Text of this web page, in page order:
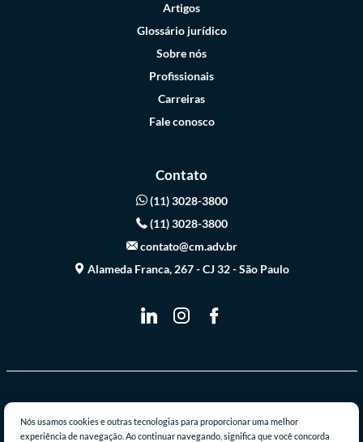
Artigos
Glossário jurídico
Sobre nós
Profissionais
Carreiras
Fale conosco
Contato
(11) 3028-3800
(11) 3028-3800
contato@cm.adv.br
Alameda Franca, 267 - CJ 32 - São Paulo
© 2026 Casabona & Monteiro Advogados Associados - Todos os direitos
reservados.
Nós usamos cookies e outras tecnologias para proporcionar uma melhor
experiência de navegação. Ao continuar navegando, significa que você concorda